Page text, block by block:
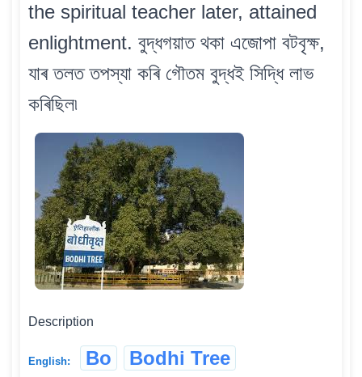
the spiritual teacher later, attained
enlightment. বুদ্ধগয়াত থকা এজোপা বটবৃক্ষ,
যাৰ তলত তপস্যা কৰি গৌতম বুদ্ধই সিদ্ধি লাভ
কৰিছিল৷
Description
English: Bo Bodhi Tree